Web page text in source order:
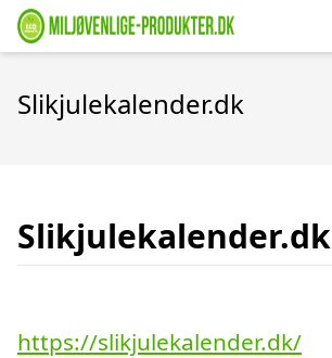
Slikjulekalender.dk
Slikjulekalender.dk
https://slikjulekalender.dk/